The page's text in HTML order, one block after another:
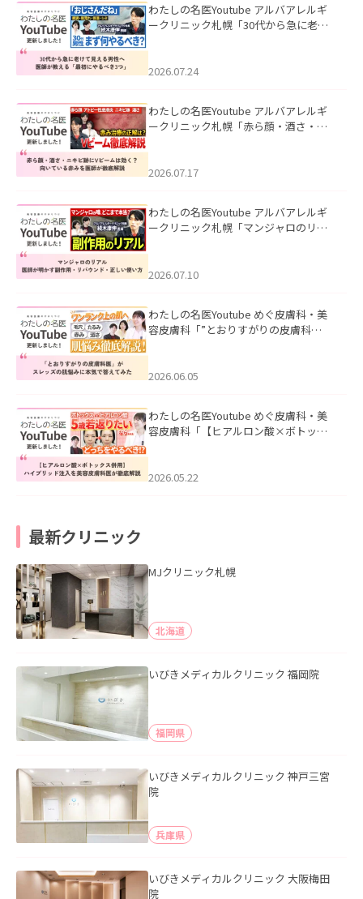
わたしの名医Youtube アルバアレルギ
ークリニック札幌「30代から急に老け
た。
2026.07.24
わたしの名医Youtube アルバアレルギ
ークリニック札幌「赤ら顔・酒さ・ニ
した。
2026.07.17
わたしの名医Youtube アルバアレルギ
ークリニック札幌「マンジャロのリア
た。
2026.07.10
わたしの名医Youtube めぐ皮膚科・美
容皮膚科「”とおりすがりの皮膚科
2026.06.05
わたしの名医Youtube めぐ皮膚科・美
容皮膚科「【ヒアルロン酸×ボトック
た。
2026.05.22
最新クリニック
MJクリニック札幌
北海道
いびきメディカルクリニック 福岡院
福岡県
いびきメディカルクリニック 神戸三宮
院
兵庫県
いびきメディカルクリニック 大阪梅田
院